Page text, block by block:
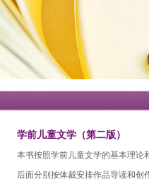
学前儿童文学（第二版）
本书按照学前儿童文学的基本理论
后面分别按体裁安排作品导读和